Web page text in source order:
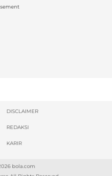
DISCLAIMER
REDAKSI
KARIR
bola.com